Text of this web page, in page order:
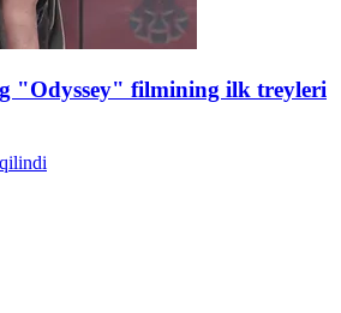
"Odyssey" filmining ilk treyleri